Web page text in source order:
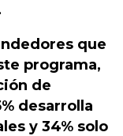
que
programa,
de
desarrolla
y 34% solo